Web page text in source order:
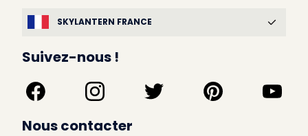
SKYLANTERN FRANCE
Suivez-nous !
Nous contacter